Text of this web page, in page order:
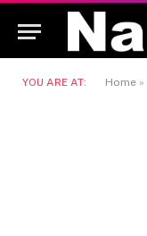
YOU ARE AT: Home »